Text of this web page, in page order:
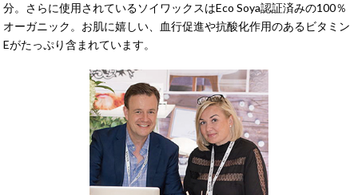
分。さらに使用されているソイワックスはEco Soya認証済みの100％
オーガニック。お肌に嬉しい、血行促進や抗酸化作用のあるビタミン
Eがたっぷり含まれています。